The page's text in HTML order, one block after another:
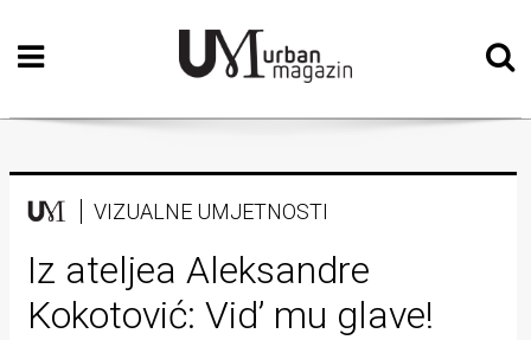
Početna
Vizualne
Teatar
Književnost
Muzika
VIZUALNE UMJETNOSTI
Iz ateljea Aleksandre
Kokotović: Vid’ mu glave!